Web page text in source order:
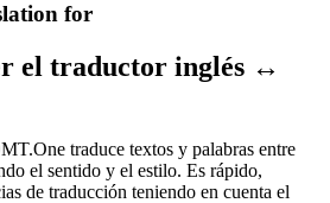
for
el traductor inglés ↔
traduce textos y palabras entre
el sentido y el estilo. Es rápido,
de traducción teniendo en cuenta el